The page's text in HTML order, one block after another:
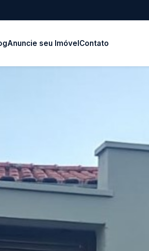
Anuncie seu ImóvelContato